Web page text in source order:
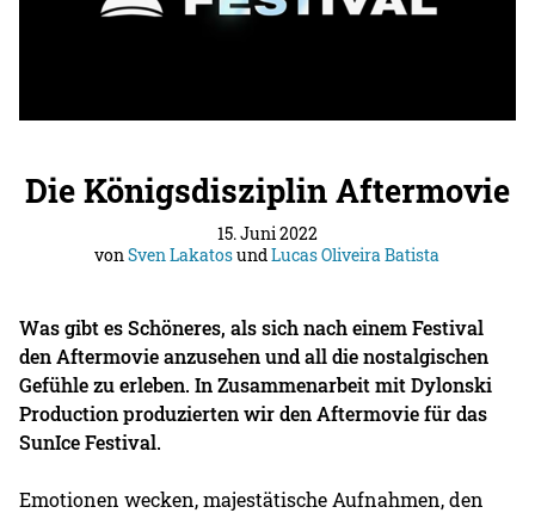
Die Königsdisziplin Aftermovie
15. Juni 2022
vonSven LakatosundLucas Oliveira Batista
Was gibt es Schöneres, als sich nach einem Festival
den Aftermovie anzusehen und all die nostalgischen
Gefühle zu erleben. In Zusammenarbeit mit Dylonski
Production produzierten wir den Aftermovie für das
SunIce Festival.
Emotionen wecken, majestätische Aufnahmen, den